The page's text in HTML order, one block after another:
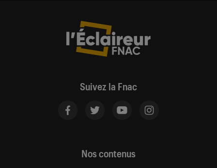
Suivez la Fnac
Nos contenus